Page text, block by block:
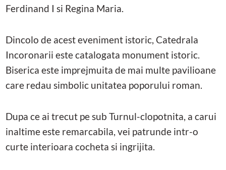
Ferdinand I si Regina Maria.
Dincolo de acest eveniment istoric, Catedrala
Incoronarii este catalogata monument istoric.
Biserica este imprejmuita de mai multe pavilioane
care redau simbolic unitatea poporului roman.
Dupa ce ai trecut pe sub Turnul-clopotnita, a carui
inaltime este remarcabila, vei patrunde intr-o
curte interioara cocheta si ingrijita.